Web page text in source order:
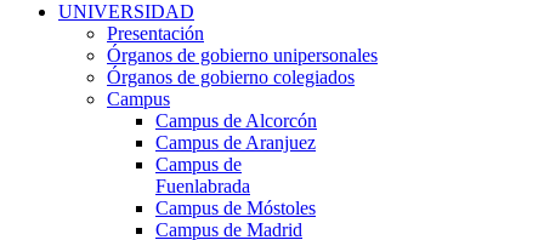
UNIVERSIDAD
Presentación
Órganos de gobierno unipersonales
Órganos de gobierno colegiados
Campus
Campus de Alcorcón
Campus de Aranjuez
Campus de
Fuenlabrada
Campus de Móstoles
Campus de Madrid